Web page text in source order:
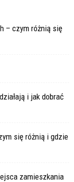
– czym różnią się
i jak dobrać
się różnią i gdzie
zamieszkania